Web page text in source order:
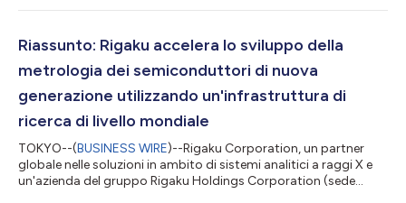
Shionogi & Co., Ltd., JEOL Ltd., e Meiji Pharmaceutical University
internazionale di cristallografia di fama mondiale. Questa...
Riassunto: Rigaku accelera lo sviluppo della
metrologia dei semiconduttori di nuova
generazione utilizzando un'infrastruttura di
ricerca di livello mondiale
TOKYO--(BUSINESS WIRE)--Rigaku Corporation, un partner
globale nelle soluzioni in ambito di sistemi analitici a raggi X e
un'azienda del gruppo Rigaku Holdings Corporation (sede